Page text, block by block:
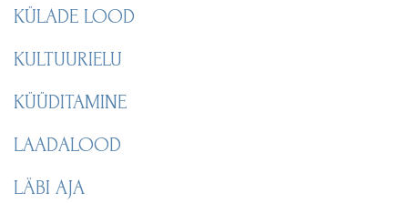
KÜLADE LOOD
KULTUURIELU
KÜÜDITAMINE
LAADALOOD
LÄBI AJA